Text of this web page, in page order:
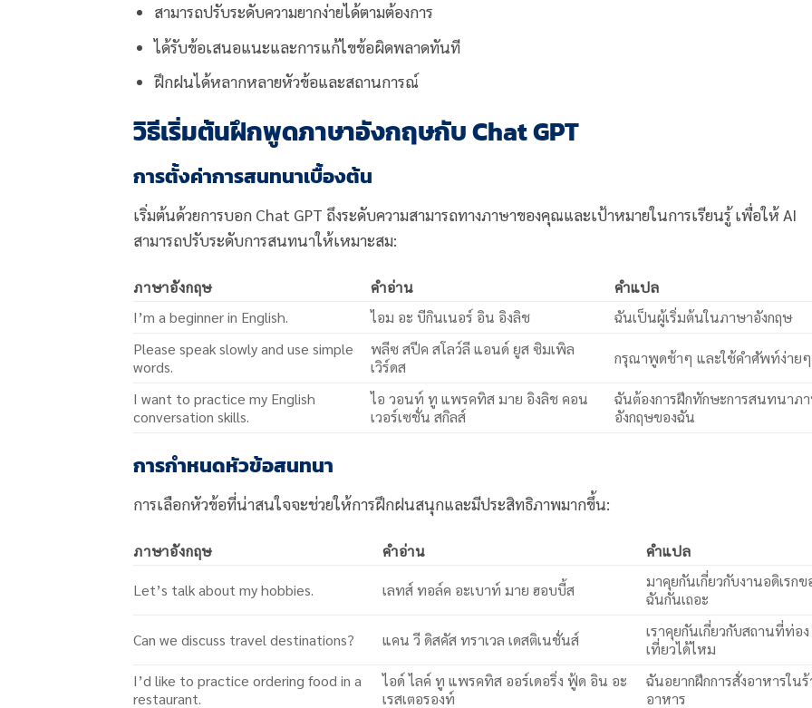
สามารถปรับระดับความยากง่ายได้ตามต้องการ
ได้รับข้อเสนอแนะและการแก้ไขข้อผิดพลาดทันที
ฝึกฝนได้หลากหลายหัวข้อและสถานการณ์
วิธีเริ่มต้นฝึกพูดภาษาอังกฤษกับ Chat GPT
การตั้งค่าการสนทนาเบื้องต้น
เริ่มต้นด้วยการบอก Chat GPT ถึงระดับความสามารถทางภาษาของคุณและเป้าหมายในการเรียนรู้ เพื่อให้ AI
สามารถปรับระดับการสนทนาให้เหมาะสม:
ภาษาอังกฤษ คำอ่าน
คำแปล
I’m a beginner in English.
ไอม อะ บีกินเนอร์ อิน อิงลิช
ฉันเป็นผู้เริ่มต้นในภาษาอังกฤษ
Please speak slowly and use simple
words.
พลีซ สปีค สโลว์ลี แอนด์ ยูส ซิมเพิล
เวิร์ดส
กรุณาพูดช้าๆ และใช้คำศัพท์ง่ายๆ
I want to practice my English
conversation skills.
ไอ วอนท์ ทู แพรคทิส มาย อิงลิช คอน
เวอร์เซชั่น สกิลส์
ฉันต้องการฝึกทักษะการสนทนาภ
อังกฤษของฉัน
การกำหนดหัวข้อสนทนา
การเลือกหัวข้อที่น่าสนใจจะช่วยให้การฝึกฝนสนุกและมีประสิทธิภาพมากขึ้น:
ภาษาอังกฤษ คำอ่าน คำแปล
Let’s talk about my hobbies. เลทส์ ทอล์ค อะเบาท์ มาย ฮอบบี้ส
มาคุยกันเกี่ยวกับงานอดิเรกข
ฉันกันเถอะ
Can we discuss travel destinations? แคน วี ดิสคัส ทราเวล เดสติเนชั่นส์
เราคุยกันเกี่ยวกับสถานที่ท่อง
เที่ยวได้ไหม
I’d like to practice ordering food in a
restaurant.
ไอด์ ไลค์ ทู แพรคทิส ออร์เดอริ่ง ฟู้ด อิน อะ
เรสเตอรองท์
ฉันอยากฝึกการสั่งอาหารใน
อาหาร